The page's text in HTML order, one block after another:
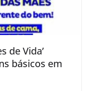
de Vida’
básicos em